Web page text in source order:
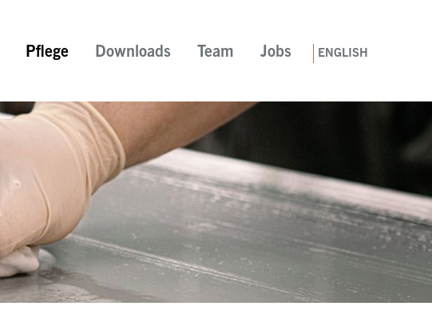
Pflege Downloads Team Jobs ENGLISH